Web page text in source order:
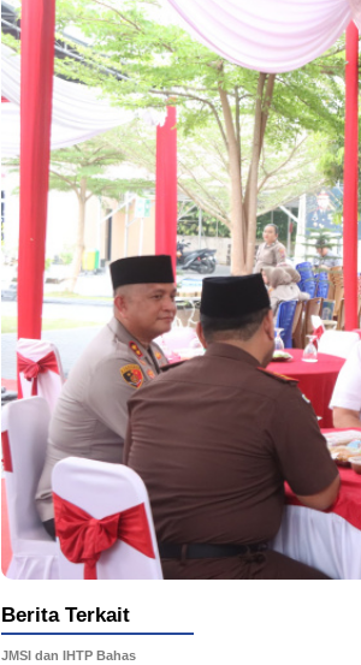
Berita Terkait
JMSI dan IHTP Bahas